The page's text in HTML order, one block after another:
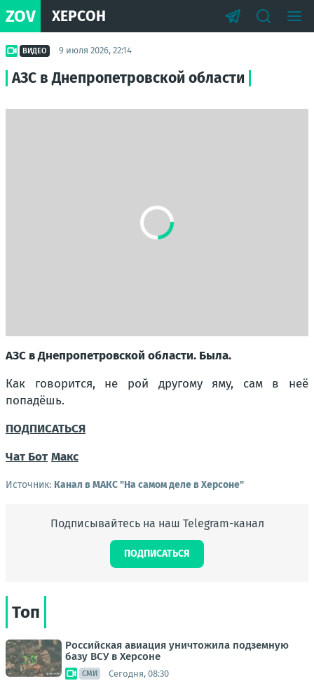
ZOV ХЕРСОН
ВИДЕО 9 июля 2026, 22:14
АЗС в Днепропетровской области
АЗС в Днепропетровской области. Была.
Как говорится, не рой другому яму, сам в неё
попадёшь.
ПОДПИСАТЬСЯ
Чат Бот Макс
Источник: Канал в МАКС "На самом деле в Херсоне"
Подписывайтесь на наш Telegram-канал
ПОДПИСАТЬСЯ
Топ
Российская авиация уничтожила подземную
базу ВСУ в Херсоне
СМИ Сегодня, 08:30